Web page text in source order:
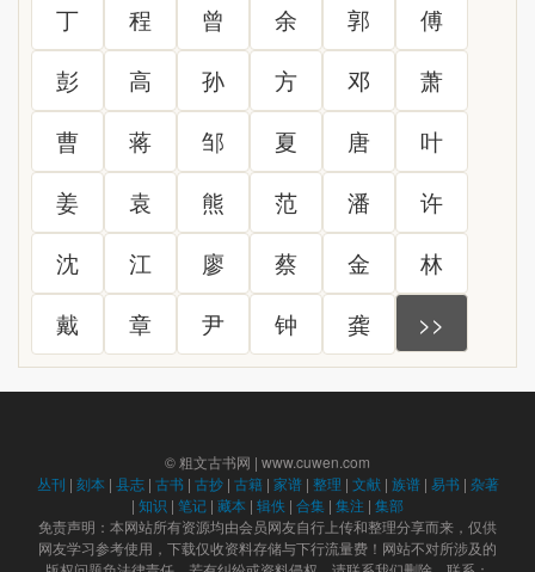
丁
程 曾 余 郭
傅
彭
高 孙 方 邓
萧
曹
蒋 邹 夏 唐
叶
姜
袁 熊 范 潘
许
沈
江 廖 蔡 金
林
戴
章 尹 钟 龚 >>
© 粗文古书网 | www.cuwen.com
丛刊 | 刻本| 县志| 古书 | 古抄| 古籍| 家谱| 整理 | 文献| 族谱| 易书 | 杂著
| 知识 | 笔记 | 藏本 | 辑佚 | 合集 | 集注 | 集部
免责声明：本网站所有资源均由会员网友自行上传和整理分享而来，仅供
网友学习参考使用，下载仅收资料存储与下行流量费！网站不对所涉及的